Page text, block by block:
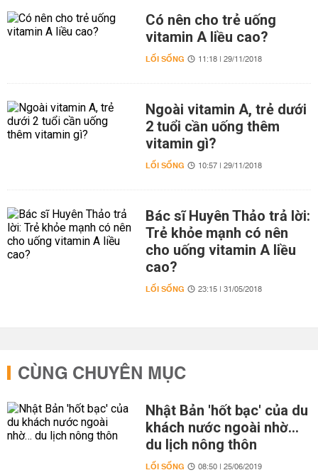
Có nên cho trẻ uống
vitamin A liều cao?
LỐI SỐNG 11:18 | 29/11/2018
Ngoài vitamin A, trẻ dưới
2 tuổi cần uống thêm
vitamin gì?
LỐI SỐNG 10:57 | 29/11/2018
Bác sĩ Huyên Thảo trả lời:
Trẻ khỏe mạnh có nên
cho uống vitamin A liều
cao?
LỐI SỐNG 23:15 | 31/05/2018
CÙNG CHUYÊN MỤC
Nhật Bản 'hốt bạc' của du
khách nước ngoài nhờ…
du lịch nông thôn
LỐI SỐNG 08:50 | 25/06/2019